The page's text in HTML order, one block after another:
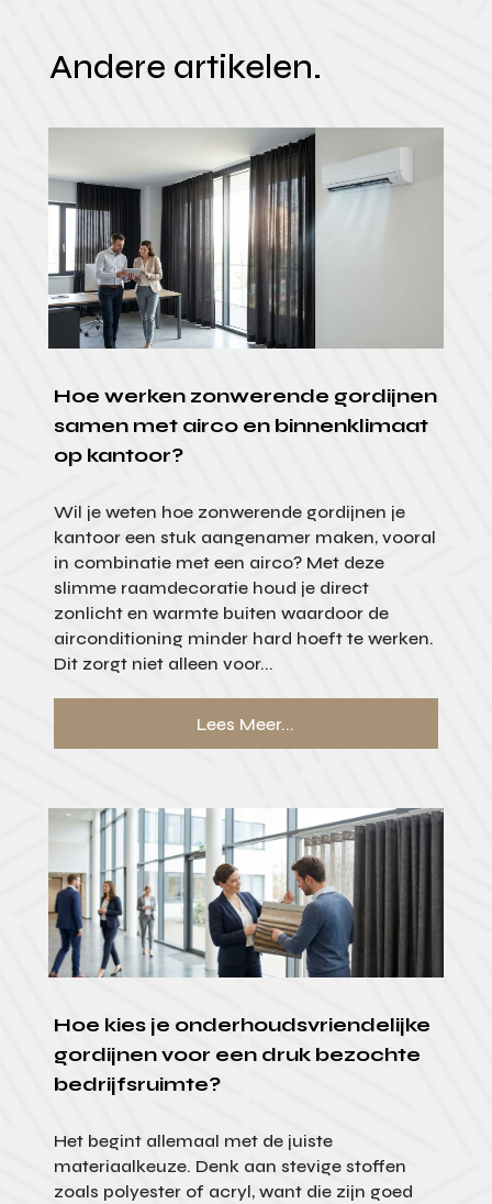
Andere artikelen.
Hoe werken zonwerende gordijnen
samen met airco en binnenklimaat
op kantoor?
Wil je weten hoe zonwerende gordijnen je
kantoor een stuk aangenamer maken, vooral
in combinatie met een airco? Met deze
slimme raamdecoratie houd je direct
zonlicht en warmte buiten waardoor de
airconditioning minder hard hoeft te werken.
Dit zorgt niet alleen voor...
Lees Meer...
Hoe kies je onderhoudsvriendelijke
gordijnen voor een druk bezochte
bedrijfsruimte?
Het begint allemaal met de juiste
materiaalkeuze. Denk aan stevige stoffen
zoals polyester of acryl, want die zijn goed